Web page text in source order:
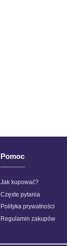
Pomoc
Jak kupować?
Częste pytania
Polityka prywatności
Regulamin zakupów